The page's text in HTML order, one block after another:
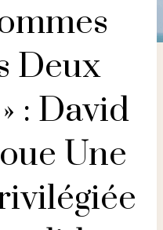
Deux
: David
Une